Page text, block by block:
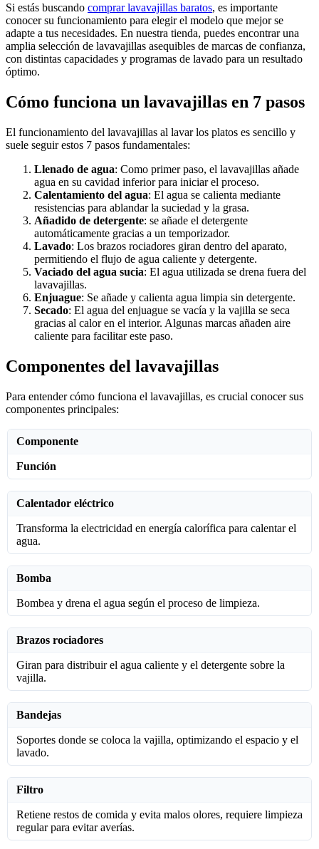
Si estás buscando comprar lavavajillas baratos, es importante
conocer su funcionamiento para elegir el modelo que mejor se
adapte a tus necesidades. En nuestra tienda, puedes encontrar una
amplia selección de lavavajillas asequibles de marcas de confianza,
con distintas capacidades y programas de lavado para un resultado
óptimo.
Cómo funciona un lavavajillas en 7 pasos
El funcionamiento del lavavajillas al lavar los platos es sencillo y
suele seguir estos 7 pasos fundamentales:
Llenado de agua: Como primer paso, el lavavajillas añade
agua en su cavidad inferior para iniciar el proceso.
Calentamiento del agua: El agua se calienta mediante
resistencias para ablandar la suciedad y la grasa.
Añadido de detergente: se añade el detergente
automáticamente gracias a un temporizador.
Lavado: Los brazos rociadores giran dentro del aparato,
permitiendo el flujo de agua caliente y detergente.
Vaciado del agua sucia: El agua utilizada se drena fuera del
lavavajillas.
Enjuague: Se añade y calienta agua limpia sin detergente.
Secado: El agua del enjuague se vacía y la vajilla se seca
gracias al calor en el interior. Algunas marcas añaden aire
caliente para facilitar este paso.
Componentes del lavavajillas
Para entender cómo funciona el lavavajillas, es crucial conocer sus
componentes principales:
Componente
Función
Calentador eléctrico
Transforma la electricidad en energía calorífica para calentar el
agua.
Bomba
Bombea y drena el agua según el proceso de limpieza.
Brazos rociadores
Giran para distribuir el agua caliente y el detergente sobre la
vajilla.
Bandejas
Soportes donde se coloca la vajilla, optimizando el espacio y el
lavado.
Filtro
Retiene restos de comida y evita malos olores, requiere limpieza
regular para evitar averías.